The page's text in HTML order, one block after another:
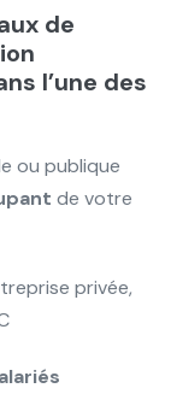
de
l’une des
ou publique
de votre
privée,